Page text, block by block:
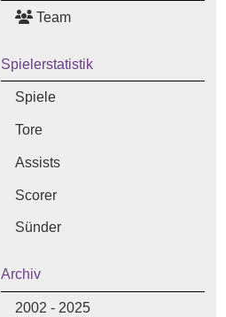
Team
Spielerstatistik
Spiele
Tore
Assists
Scorer
Sünder
Archiv
2002 - 2025